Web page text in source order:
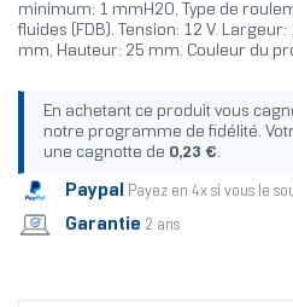
minimum: 1 mmH2O, Type de
fluides (FDB). Tension: 12 V.
mm, Hauteur: 25 mm. Couleur du
En achetant ce produit vous
notre programme de fidélité.
une cagnotte de 0,23 €.
Paypal Payez en 4x si vous le
Garantie 2 ans